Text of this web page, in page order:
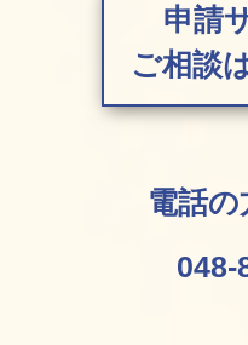
申請
ご相談
電話
048-